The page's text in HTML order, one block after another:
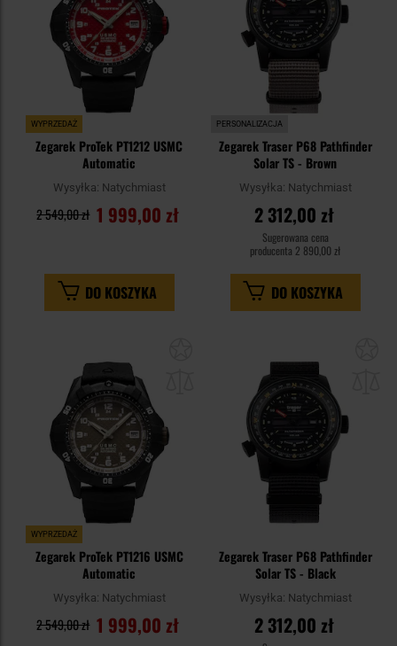
WYPRZEDAŻ
Zegarek ProTek PT1212 USMC
Automatic
Wysyłka: Natychmiast
1 999,00 zł
2 549,00 zł
DO KOSZYKA
PERSONALIZACJA
Zegarek Traser P68 Pathfinder
Solar TS - Brown
Wysyłka: Natychmiast
2 312,00 zł
Sugerowana cena
producenta 2 890,00 zł
DO KOSZYKA
WYPRZEDAŻ
Zegarek ProTek PT1216 USMC
Automatic
Wysyłka: Natychmiast
1 999,00 zł
2 549,00 zł
Zegarek Traser P68 Pathfinder
Solar TS - Black
Wysyłka: Natychmiast
2 312,00 zł